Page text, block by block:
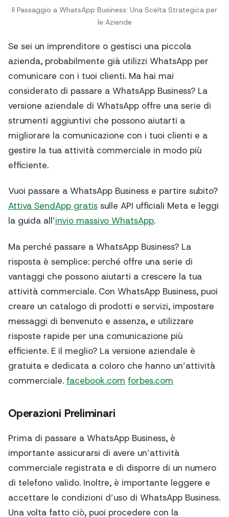
Il Passaggio a WhatsApp Business: Una Scelta Strategica per
le Aziende
Se sei un imprenditore o gestisci una piccola
azienda, probabilmente già utilizzi WhatsApp per
comunicare con i tuoi clienti. Ma hai mai
considerato di passare a WhatsApp Business? La
versione aziendale di WhatsApp offre una serie di
strumenti aggiuntivi che possono aiutarti a
migliorare la comunicazione con i tuoi clienti e a
gestire la tua attività commerciale in modo più
efficiente.
Vuoi passare a WhatsApp Business e partire subito?
Attiva SendApp gratis sulle API ufficiali Meta e leggi
la guida all’invio massivo WhatsApp.
Ma perché passare a WhatsApp Business? La
risposta è semplice: perché offre una serie di
vantaggi che possono aiutarti a crescere la tua
attività commerciale. Con WhatsApp Business, puoi
creare un catalogo di prodotti e servizi, impostare
messaggi di benvenuto e assenza, e utilizzare
risposte rapide per una comunicazione più
efficiente. E il meglio? La versione aziendale è
gratuita e dedicata a coloro che hanno un’attività
commerciale. facebook.com forbes.com
Operazioni Preliminari
Prima di passare a WhatsApp Business, è
importante assicurarsi di avere un’attività
commerciale registrata e di disporre di un numero
di telefono valido. Inoltre, è importante leggere e
accettare le condizioni d’uso di WhatsApp Business.
Una volta fatto ciò, puoi procedere con la